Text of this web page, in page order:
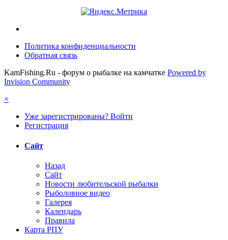
Политика конфиденциальности
Обратная связь
KamFishing.Ru - форум о рыбалке на камчатке Powered by
Invision Community
×
Уже зарегистрированы? Войти
Регистрация
Сайт
Назад
Сайт
Новости любительской рыбалки
Рыболовное видео
Галерея
Календарь
Правила
Карта РПУ